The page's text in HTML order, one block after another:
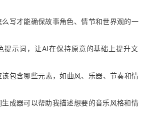
写才能确保故事角色、情节和世界观的一
提示词，让AI在保持原意的基础上提升文
包含哪些元素，如曲风、乐器、节奏和情
成器可以帮助我描述想要的音乐风格和情